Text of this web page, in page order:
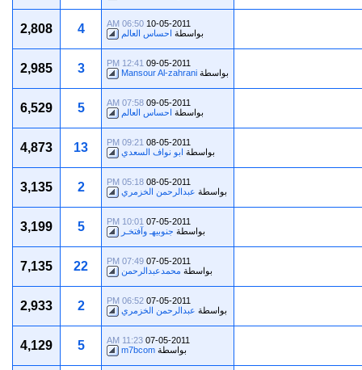
10-05-2011
06:50 AM
بواسطة احساس العالم 4
2,808
09-05-2011
12:41 PM
بواسطة Mansour Al-zahrani
3
2,985
09-05-2011
07:58 AM
بواسطة احساس العالم 5
6,529
08-05-2011
09:21 PM
بواسطة ابو نواف السعدي 13
4,873
08-05-2011
05:18 PM
بواسطة عبدالرحمن الخزمري 2
3,135
07-05-2011
10:01 PM
بواسطة جنوبيهـ وآفتخـر 5
3,199
07-05-2011
07:49 PM
بواسطة محمدعبدالرحمن 22
7,135
07-05-2011
06:52 PM
بواسطة عبدالرحمن الخزمري 2
2,933
07-05-2011
11:23 AM
بواسطة m7bcom
5
4,129